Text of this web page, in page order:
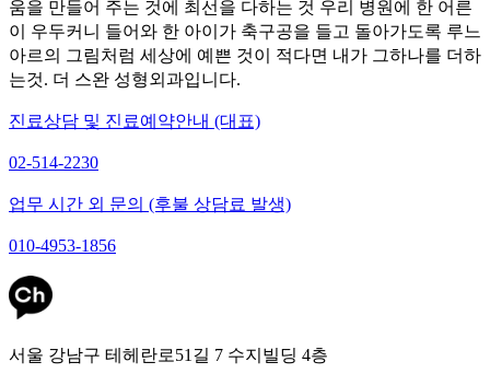
움을 만들어 주는 것에 최선을 다하는 것 우리 병원에 한 어른
이 우두커니 들어와 한 아이가 축구공을 들고 돌아가도록 루느
아르의 그림처럼 세상에 예쁜 것이 적다면 내가 그하나를 더하
는것. 더 스완 성형외과입니다.
진료상담 및 진료예약안내 (대표)
02-514-2230
업무 시간 외 문의 (후불 상담료 발생)
010-4953-1856
서울 강남구 테헤란로51길 7 수지빌딩 4층